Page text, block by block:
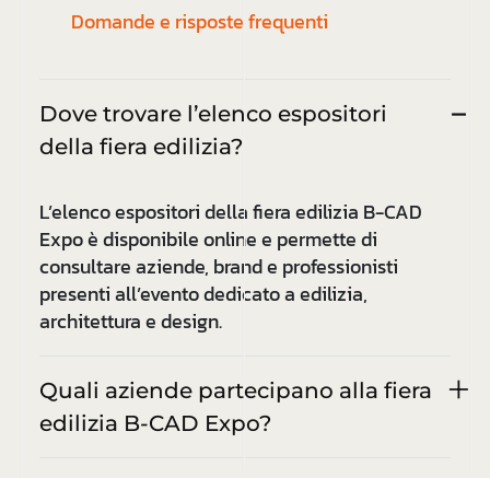
Domande e risposte frequenti
Dove trovare l’elenco espositori
della fiera edilizia?
L’elenco espositori della fiera edilizia B-CAD
Expo è disponibile online e permette di
consultare aziende, brand e professionisti
presenti all’evento dedicato a edilizia,
architettura e design.
Quali aziende partecipano alla fiera
edilizia B-CAD Expo?